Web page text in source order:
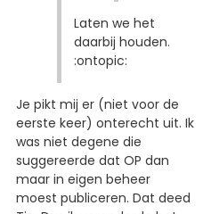
Laten we het
daarbij houden.
:ontopic:
Je pikt mij er (niet voor de
eerste keer) onterecht uit. Ik
was niet degene die
suggereerde dat OP dan
maar in eigen beheer
moest publiceren. Dat deed